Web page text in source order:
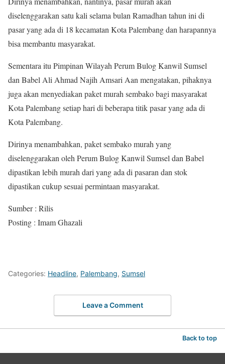
diselenggarakan satu kali selama bulan Ramadhan tahun ini di
pasar yang ada di 18 kecamatan Kota Palembang dan harapannya
bisa membantu masyarakat.
Sementara itu Pimpinan Wilayah Perum Bulog Kanwil Sumsel
dan Babel Ali Ahmad Najih Amsari Aan mengatakan, pihaknya
juga akan menyediakan paket murah sembako bagi masyarakat
Kota Palembang setiap hari di beberapa titik pasar yang ada di
Kota Palembang.
Dirinya menambahkan, paket sembako murah yang
diselenggarakan oleh Perum Bulog Kanwil Sumsel dan Babel
dipastikan lebih murah dari yang ada di pasaran dan stok
dipastikan cukup sesuai permintaan masyarakat.
Sumber : Rilis
Posting : Imam Ghazali
Categories: Headline, Palembang, Sumsel
Leave a Comment
Back to top